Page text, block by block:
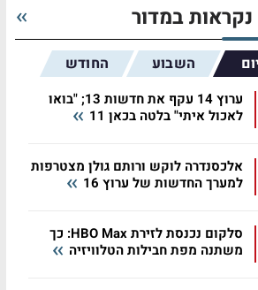
נקראות במדור
השבוע החודש
ערוץ 14 עקף את חדשות 13; "בואו
לאכול איתי" בלטה בכאן 11
אלכסנדרה לוקש ורותם גולן מצטרפות
למערך החדשות של ערוץ 16
סלקום נכנסת לזירת HBO Max: כך
משתנה מפת חבילות הטלוויזיה